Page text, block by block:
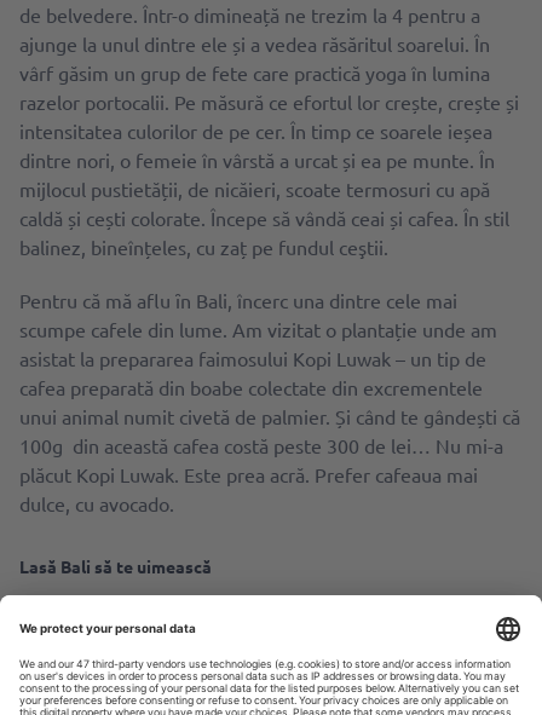
de belvedere. Într-o dimineață ne trezim la 4 pentru a
ajunge la unul dintre ele și a vedea răsăritul soarelui. În
vârf găsim un grup de fete care practică yoga în lumina
razelor portocalii. Pe măsură ce efortul lor crește, crește și
intensitatea culorilor de pe cer. În timp ce soarele ieșea
dintre nori, o femeie în vârstă a urcat și ea pe munte. În
mijlocul pustietății, de nicăieri, scoate termosuri cu apă
caldă și cești colorate. Începe să vândă ceai și cafea. În stil
balinez, bineînțeles, cu zaț pe fundul ceştii.
Pentru că mă aflu ȋn Bali, încerc una dintre cele mai
scumpe cafele din lume. Am vizitat o plantație unde am
asistat la prepararea faimosului Kopi Luwak – un tip de
cafea preparată din boabe colectate din excrementele
unui animal numit civetă de palmier. Și când te gândești că
100g din această cafea costă peste 300 de lei… Nu mi-a
plăcut Kopi Luwak. Este prea acră. Prefer cafeaua mai
dulce, cu avocado.
Lasă Bali să te uimească